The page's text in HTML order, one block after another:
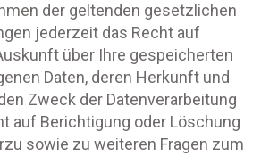
der geltenden gesetzlichen
jederzeit das Recht auf
über Ihre gespeicherten
Daten, deren Herkunft und
Zweck der Datenverarbeitung
auf Berichtigung oder Löschung
sowie zu weiteren Fragen zum